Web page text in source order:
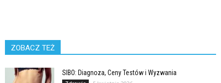
ZOBACZ TEŻ
SIBO: Diagnoza, Ceny Testów i Wyzwania